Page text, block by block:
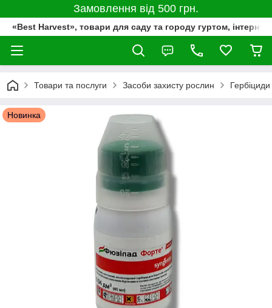
Замовлення від 500 грн.
«Best Harvest», товари для саду та городу гуртом,
Товари та послуги Засоби захисту рослин Гербіциди
Новинка